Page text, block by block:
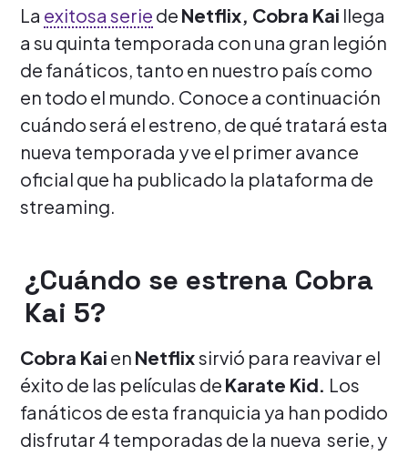
La exitosa serie de Netflix, Cobra Kai llega
a su quinta temporada con una gran legión
de fanáticos, tanto en nuestro país como
en todo el mundo. Conoce a continuación
cuándo será el estreno, de qué tratará esta
nueva temporada y ve el primer avance
oficial que ha publicado la plataforma de
streaming.
¿Cuándo se estrena Cobra
Kai 5?
Cobra Kai en Netflixsirvió para reavivar el
éxito de las películas de Karate Kid. Los
fanáticos de esta franquicia ya han podido
disfrutar 4 temporadas de la nueva serie, y